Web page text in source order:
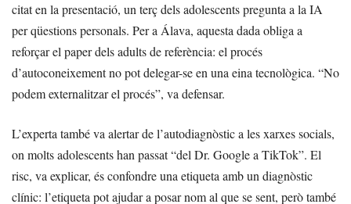
citat en la presentació, un terç dels adolescents pregunta a la IA
per qüestions personals. Per a Álava, aquesta dada obliga a
reforçar el paper dels adults de referència: el procés
d’autoconeixement no pot delegar-se en una eina tecnològica. “No
podem externalitzar el procés”, va defensar.
L’experta també va alertar de l’autodiagnòstic a les xarxes socials,
on molts adolescents han passat “del Dr. Google a TikTok”. El
risc, va explicar, és confondre una etiqueta amb un diagnòstic
clínic: l’etiqueta pot ajudar a posar nom al que se sent, però també